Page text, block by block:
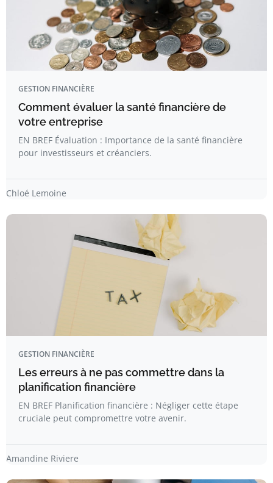
GESTION FINANCIÈRE
Comment évaluer la santé financière de
votre entreprise
EN BREF Évaluation : Importance de la santé financière
pour investisseurs et créanciers.
Chloé Lemoine
GESTION FINANCIÈRE
Les erreurs à ne pas commettre dans la
planification financière
EN BREF Planification financière : Négliger cette étape
cruciale peut compromettre votre avenir.
Amandine Riviere